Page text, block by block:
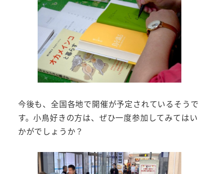
今後も、全国各地で開催が予定されているそうで
す。小鳥好きの方は、ぜひ一度参加してみてはい
かがでしょうか？